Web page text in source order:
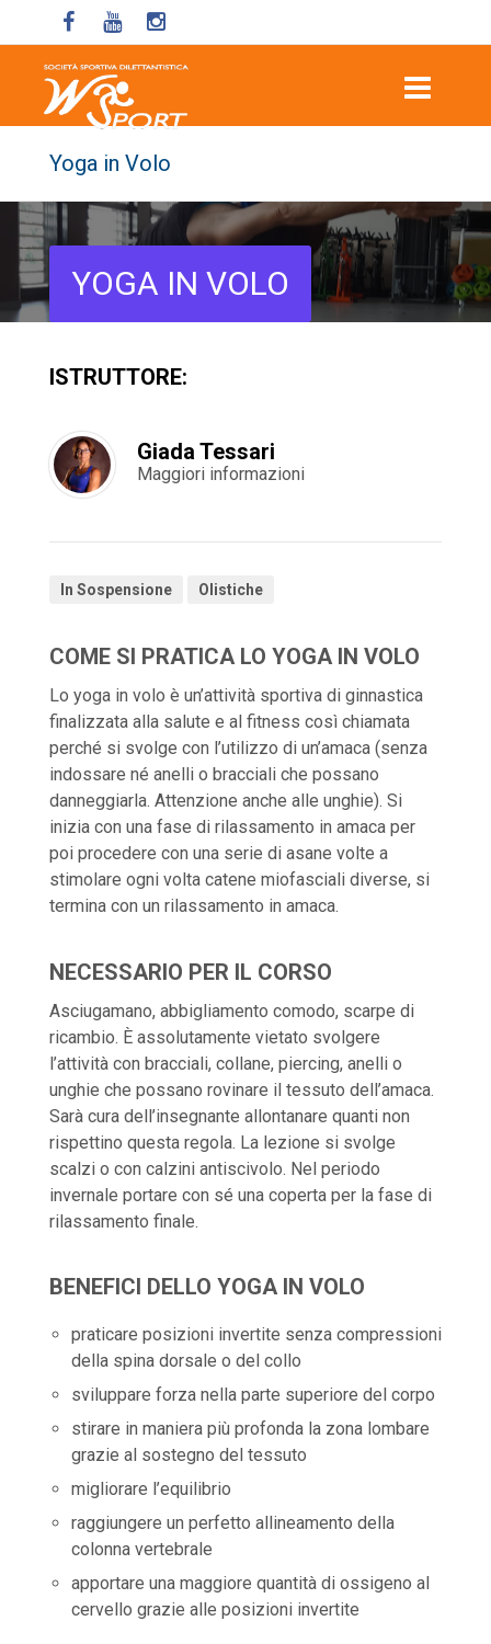
Yoga in Volo
YOGA IN VOLO
ISTRUTTORE:
Giada Tessari
Maggiori informazioni
In Sospensione Olistiche
COME SI PRATICA LO YOGA IN VOLO
Lo yoga in volo è un’attività sportiva di ginnastica
finalizzata alla salute e al fitness così chiamata
perché si svolge con l’utilizzo di un’amaca (senza
indossare né anelli o bracciali che possano
danneggiarla. Attenzione anche alle unghie). Si
inizia con una fase di rilassamento in amaca per
poi procedere con una serie di asane volte a
stimolare ogni volta catene miofasciali diverse, si
termina con un rilassamento in amaca.
NECESSARIO PER IL CORSO
Asciugamano, abbigliamento comodo, scarpe di
ricambio. È assolutamente vietato svolgere
l’attività con bracciali, collane, piercing, anelli o
unghie che possano rovinare il tessuto dell’amaca.
Sarà cura dell’insegnante allontanare quanti non
rispettino questa regola. La lezione si svolge
scalzi o con calzini antiscivolo. Nel periodo
invernale portare con sé una coperta per la fase di
rilassamento finale.
BENEFICI DELLO YOGA IN VOLO
praticare posizioni invertite senza compressioni
della spina dorsale o del collo
sviluppare forza nella parte superiore del corpo
stirare in maniera più profonda la zona lombare
grazie al sostegno del tessuto
migliorare l’equilibrio
raggiungere un perfetto allineamento della
colonna vertebrale
apportare una maggiore quantità di ossigeno al
cervello grazie alle posizioni invertite